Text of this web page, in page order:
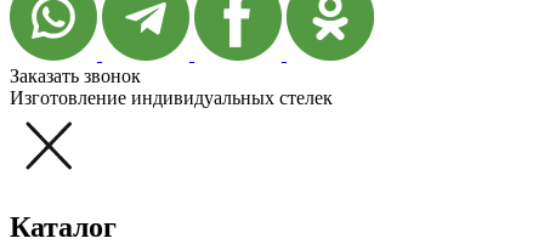
Заказать звонок
Изготовление индивидуальных стелек
Каталог